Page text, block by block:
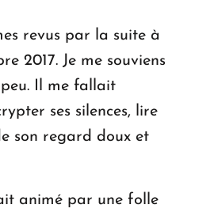
revus par la suite à
2017. Je me souviens
Il me fallait
ses silences, lire
son regard doux et
animé par une folle